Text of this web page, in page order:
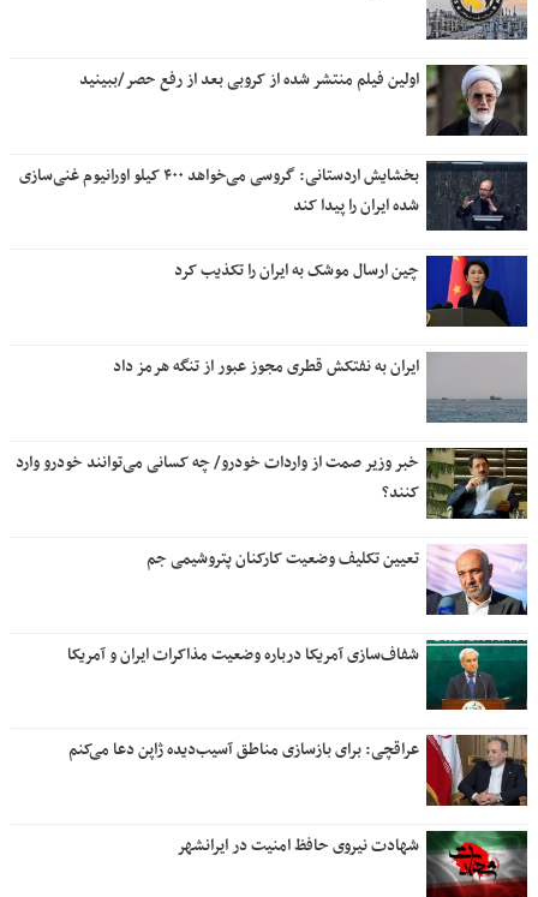
اولین فیلم منتشر شده از کروبی بعد از رفع حصر/ببینید
بخشایش اردستانی: گروسی می‌خواهد ۴۰۰ کیلو اورانیوم غنی‌سازی
شده ایران را پیدا کند
چین ارسال موشک به ایران را تکذیب کرد
ایران به نفتکش قطری مجوز عبور از تنگه هرمز داد
خبر وزیر صمت از واردات خودرو/ چه کسانی می‌توانند خودرو وارد
کنند؟
تعیین تکلیف وضعیت کارکنان پتروشیمی جم
شفاف‌سازی آمریکا درباره وضعیت مذاکرات ایران و آمریکا
عراقچی: برای بازسازی مناطق آسیب‌دیده ژاپن دعا می‌کنم
شهادت نیروی حافظ امنیت در ایرانشهر